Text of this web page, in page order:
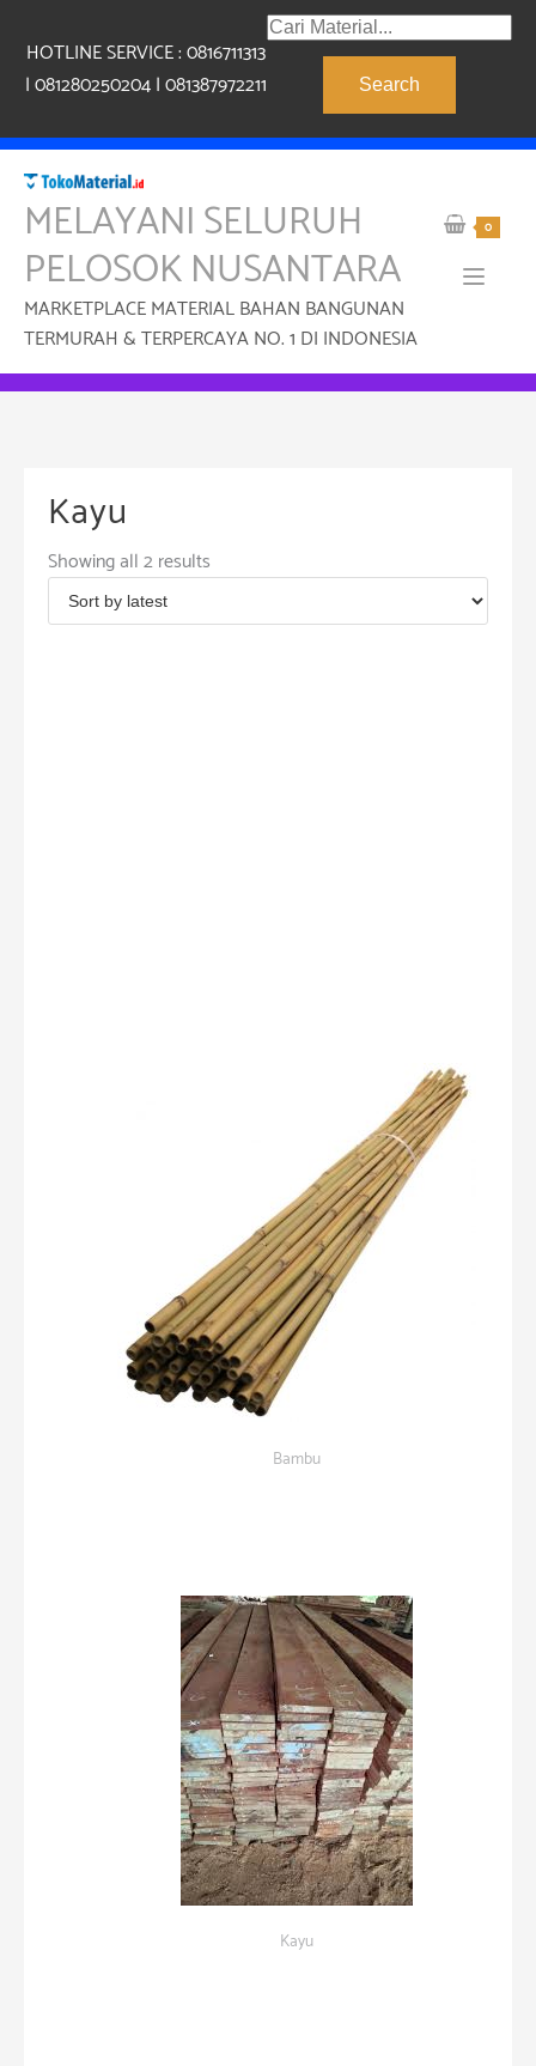
content
HOTLINE SERVICE : 0816711313
| 081280250204 | 081387972211
Products
search
Search
MELAYANI SELURUH
PELOSOK NUSANTARA
MARKETPLACE MATERIAL BAHAN BANGUNAN
TERMURAH & TERPERCAYA NO. 1 DI INDONESIA
0
Kayu
Showing all 2 results
Bambu
Kayu